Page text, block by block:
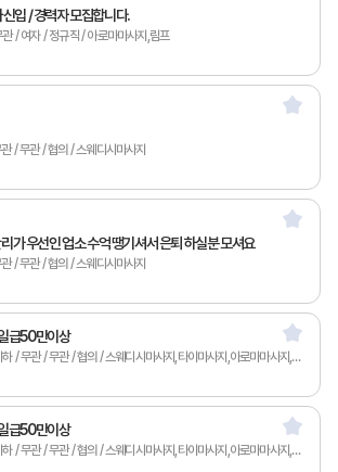
입 / 경력자 모집합니다.
/ 여자 / 정규직 / 아로마마사지,림프
/ 무관 / 협의 / 스웨디시마사지
가 우선인 업소 수억 땡기셔서 은퇴 하실분 모셔요
/ 무관 / 협의 / 스웨디시마사지
급50만이상
일급 50만이상 / 20세 이하 / 무관 / 무관 / 협의 / 스웨디시마사지,타이마사지,아로마마사지,피부관리,남녀왁싱,카운터관리,토탈샵관리,1인샵
급50만이상
일급 50만이상 / 20세 이하 / 무관 / 무관 / 협의 / 스웨디시마사지,타이마사지,아로마마사지,피부관리,남녀왁싱,카운터관리,토탈샵관리,1인샵